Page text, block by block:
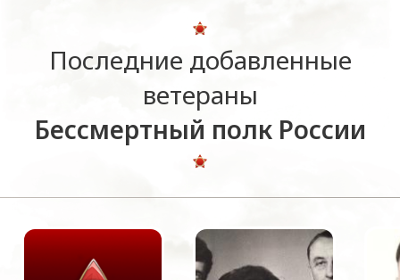
Последние добавленные
ветераны
Бессмертный полк России